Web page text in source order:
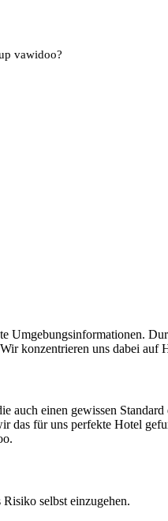
vawidoo?
konzentrieren uns dabei
auch einen gewissen
das für uns perfekte Hotel
selbst einzugehen.